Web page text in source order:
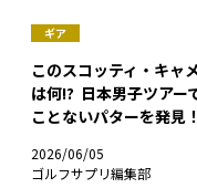
ギア
このスコッティ・キャ
は何!? 日本男子ツアー
ことないパターを発見！
2026/06/05
ゴルフサプリ編集部